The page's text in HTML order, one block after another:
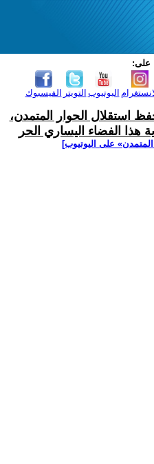
على:
الفيسبوك التويتر اليوتيوب
استقلال الحوار المتمدن،
هذا الفضاء اليساري الحر
على اليوتيوب]